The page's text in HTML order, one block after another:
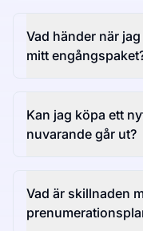
Vad händer när
mitt
Kan jag köpa ett
nuvarande går ut?
Vad är skillnaden